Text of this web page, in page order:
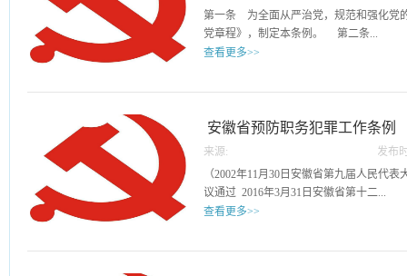
过度治疗和过度检查，
规程，不违规接受捐赠
规收集、使用、加工、
地根据患者需要提供医
诊外，严禁以谋取个
指定医疗机构就诊。七
共建公平就医环境。严
20
第一条 为全面从严治党，规范和强化党
党章程》，制定本条例。 第二条...
话精神，围绕协调推进“四个全面”战略布
建设，全面从严治党，做到有权必有责
当。 第三条 党的问责工作应当坚持
是，失责必问、问责必严，惩前毖后、治
责任。 第四条 党的问责工作是由党组
责任和领导责任。 问责对象是各级党
查看更多>>
安徽省预防职务犯罪工作条例
来源:
发布
20
（2002年11月30日安徽省第九届人民代
议通过 2016年3月31日安徽省第十二...
查看更多>>